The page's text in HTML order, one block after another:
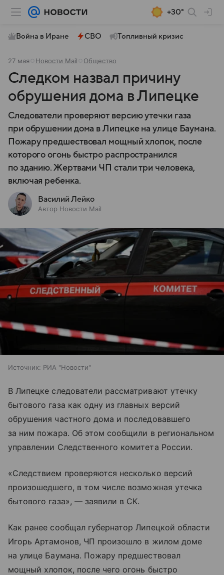
+30°
Война в Иране СВО Топливный кризис
27 мая Новости Mail Общество
Следком назвал причину
обрушения дома в Липецке
Следователи проверяют версию утечки газа
при обрушении дома в Липецке на улице Баумана.
Пожару предшествовал мощный хлопок, после
которого огонь быстро распространился
по зданию. Жертвами ЧП стали три человека,
включая ребенка.
Василий Лейко
Автор Новости Mail
Источник: РИА "Новости"
В Липецке следователи рассматривают утечку
бытового газа как одну из главных версий
обрушения частного дома и последовавшего
за ним пожара. Об этом сообщили в региональном
управлении Следственного комитета России.
«Следствием проверяются несколько версий
произошедшего, в том числе возможная утечка
бытового газа», — заявили в СК.
Как ранее сообщал губернатор Липецкой области
Игорь Артамонов, ЧП произошло в жилом доме
на улице Баумана. Пожару предшествовал
мощный хлопок, после чего огонь быстро